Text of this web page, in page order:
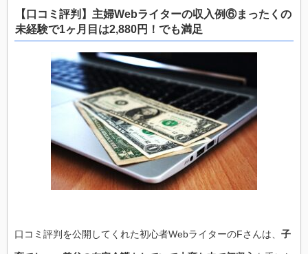
【口コミ評判】主婦Webライターの収入例⑥まったくの
未経験で1ヶ月目は2,880円！でも満足
口コミ評判を公開してくれた初心者WebライターのFさんは、 子